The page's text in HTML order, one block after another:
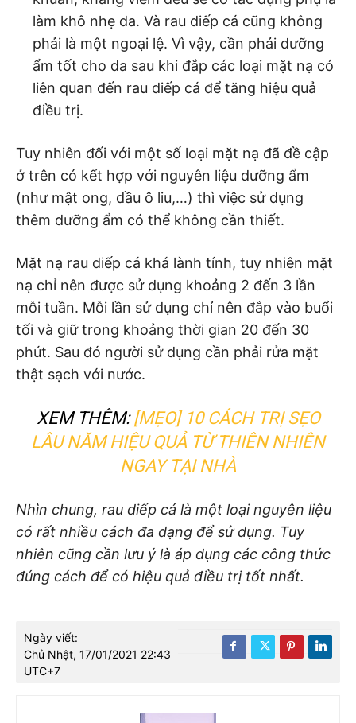
làm khô nhẹ da. Và rau diếp cá cũng không
phải là một ngoại lệ. Vì vậy, cần phải dưỡng
ẩm tốt cho da sau khi đắp các loại mặt nạ có
liên quan đến rau diếp cá để tăng hiệu quả
điều trị.
Tuy nhiên đối với một số loại mặt nạ đã đề cập
ở trên có kết hợp với nguyên liệu dưỡng ẩm
(như mật ong, dầu ô liu,…) thì việc sử dụng
thêm dưỡng ẩm có thể không cần thiết.
Mặt nạ rau diếp cá khá lành tính, tuy nhiên mặt
nạ chỉ nên được sử dụng khoảng 2 đến 3 lần
mỗi tuần. Mỗi lần sử dụng chỉ nên đắp vào buổi
tối và giữ trong khoảng thời gian 20 đến 30
phút. Sau đó người sử dụng cần phải rửa mặt
thật sạch với nước.
XEM THÊM: [MẸO] 10 CÁCH TRỊ SẸO
LÂU NĂM HIỆU QUẢ TỪ THIÊN NHIÊN
NGAY TẠI NHÀ
Nhìn chung, rau diếp cá là một loại nguyên liệu
có rất nhiều cách đa dạng để sử dụng. Tuy
nhiên cũng cần lưu ý là áp dụng các công thức
đúng cách để có hiệu quả điều trị tốt nhất.
Ngày viết:
Chủ Nhật, 17/01/2021 22:43
UTC+7